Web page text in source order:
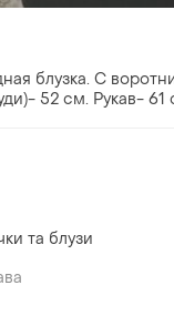
блузка. С
52 см. Рукав-
та блузи